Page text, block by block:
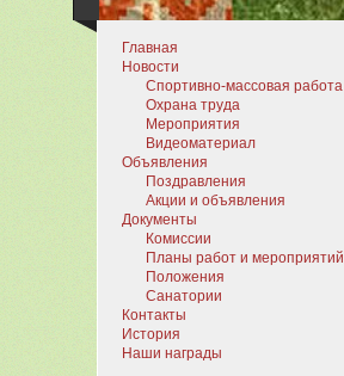
Главная
Новости
Спортивно-массовая работа
Охрана труда
Мероприятия
Видеоматериал
Объявления
Поздравления
Акции и объявления
Документы
Комиссии
Планы работ и мероприятий
Положения
Санатории
Контакты
История
Наши награды